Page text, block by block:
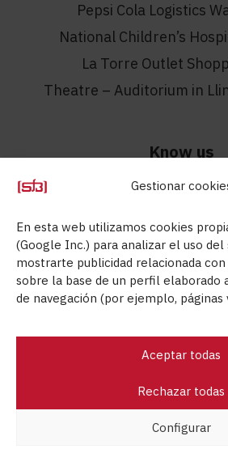
Gestionar
En esta web utilizamos cookies
(Google Inc.) para analizar el uso del
mostrarte publicidad relacionada
sobre la base de un perfil elaborado
de navegación (por ejemplo, páginas
Aceptar todas
Rechazar todas
Configurar
Pepsi Cola Logistics
National Children’s
La Torre Outlet
Theatre – Auditorium in
Know us
Know us
Technical
Aids
Steel for bricks ©
Privacy policy
Commercial